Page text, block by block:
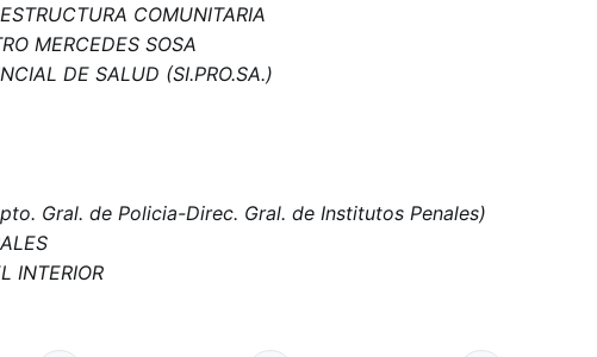
COMUNITARIA
MERCEDES SOSA
DE SALUD (SI.PRO.SA.)
Gral. de Policia-Direc. Gral. de Institutos Penales)
INTERIOR